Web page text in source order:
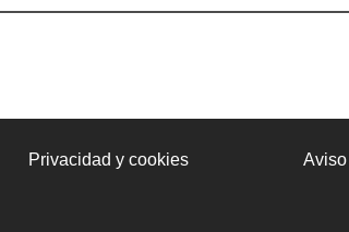
Privacidad y cookies Aviso